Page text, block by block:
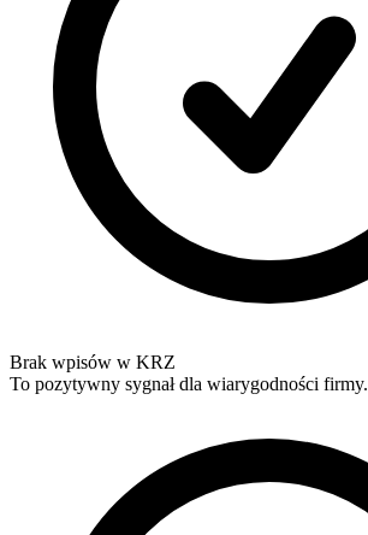
Brak wpisów w KRZ
To pozytywny sygnał dla wiarygodności firmy.